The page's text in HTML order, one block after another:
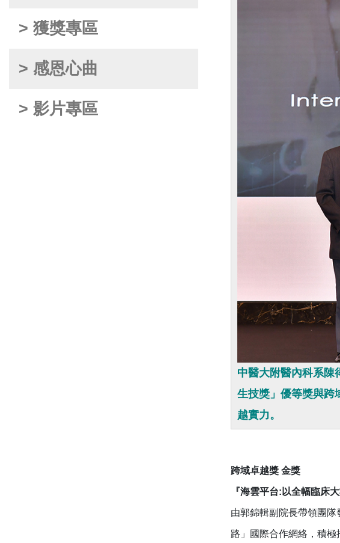
> 獲獎專區
> 感恩心曲
> 影片專區
中醫大附醫內科系陳
生技獎」優等獎與跨
越實力。
跨域卓越獎 金獎
『海雲平台:以全幅臨床
由郭錦輯副院長帶領團
路」國際合作網絡，積